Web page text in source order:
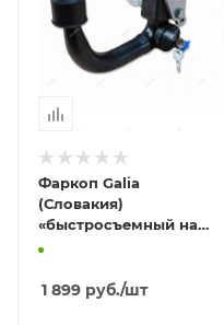
Фаркоп Galia
(Словакия)
«быстросъемный на
ключ» для Audi A6
1 899 руб./шт